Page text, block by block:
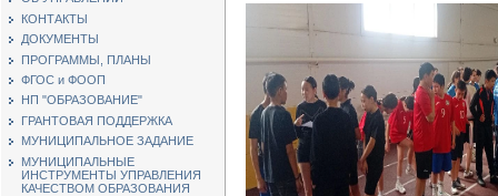
КОНТАКТЫ
ДОКУМЕНТЫ
ПРОГРАММЫ, ПЛАНЫ
ФГОС и ФООП
НП "ОБРАЗОВАНИЕ"
ГРАНТОВАЯ ПОДДЕРЖКА
МУНИЦИПАЛЬНОЕ ЗАДАНИЕ
МУНИЦИПАЛЬНЫЕ
ИНСТРУМЕНТЫ УПРАВЛЕНИЯ
КАЧЕСТВОМ ОБРАЗОВАНИЯ